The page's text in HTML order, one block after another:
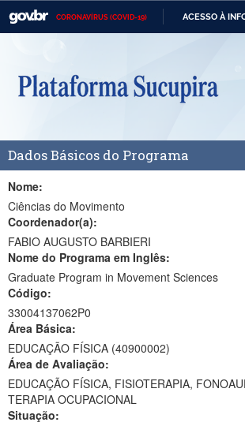
CORONAVÍRUS (COVID-19) ACESSO À
Casa Civil
Ministério da Defesa
Ministério da Economia
Ministério da Infraestrutura
Ministério da Educação
Ministério da Cidadania
Ministério da Saúde
Ministério de Minas e Energia
Ministério da Ciência, Tecnologia, Inovações e
Ministério do Meio Ambiente
Dados Básicos do Programa
Nome:
Ciências do Movimento
Coordenador(a):
FABIO AUGUSTO BARBIERI
Nome do Programa em Inglês:
Graduate Program in Movement Sciences
Código:
33004137062P0
Área Básica:
EDUCAÇÃO FÍSICA (40900002)
Área de Avaliação:
EDUCAÇÃO FÍSICA, FISIOTERAPIA,
TERAPIA OCUPACIONAL
Situação: